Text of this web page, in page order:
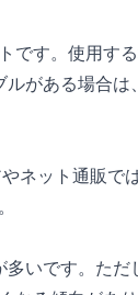
す。使用する
がある場合
ット通販で
いです。た